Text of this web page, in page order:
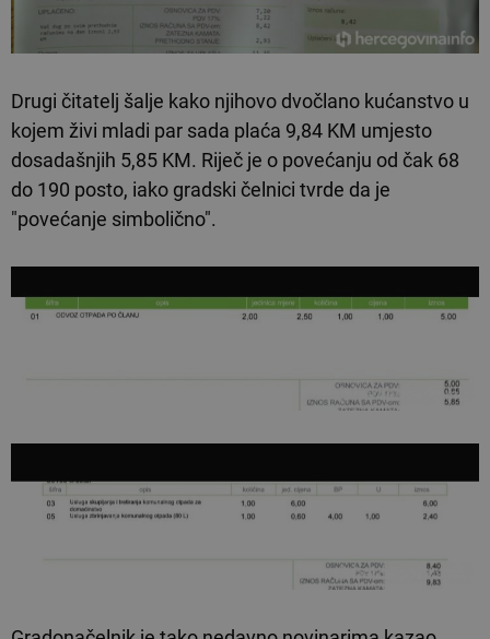
Drugi čitatelj šalje kako njihovo dvočlano kućanstvo u
kojem živi mladi par sada plaća 9,84 KM umjesto
dosadašnjih 5,85 KM. Riječ je o povećanju od čak 68
do 190 posto, iako gradski čelnici tvrde da je
"povećanje simbolično".